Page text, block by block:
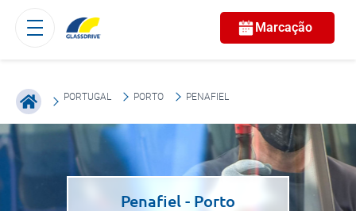
Marcação
PORTUGAL PORTO PENAFIEL
Penafiel - Porto